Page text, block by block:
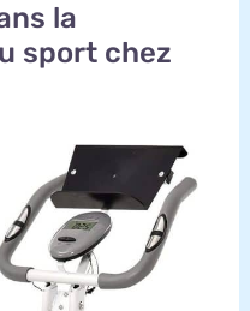
la
sport chez